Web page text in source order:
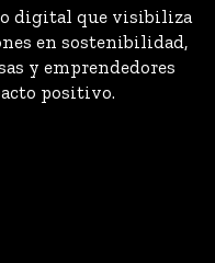
digital que visibiliza
en sostenibilidad,
y emprendedores
positivo.